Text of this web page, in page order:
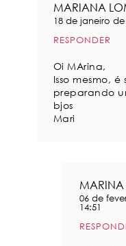
MARIANA
18 de janeiro de
RESPONDER
Oi MArina,
Isso mesmo,
preparando
bjos
Mari
MARINA
06 de
14:51